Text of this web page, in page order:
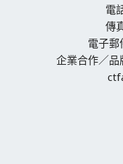
電
傳
電子
企業合作／品